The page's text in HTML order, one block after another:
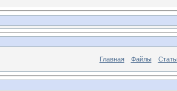
Главная Файлы